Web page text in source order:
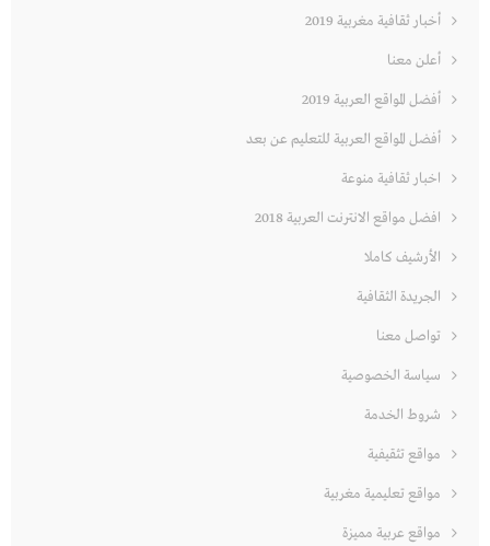
أخبار ثقافية مغربية 2019
أعلن معنا
أفضل المواقع العربية 2019
أفضل المواقع العربية للتعليم عن بعد
اخبار ثقافية منوعة
افضل مواقع الانترنت العربية 2018
الأرشيف كاملا
الجريدة الثقافية
تواصل معنا
سياسة الخصوصية
شروط الخدمة
مواقع تثقيفية
مواقع تعليمية مغربية
مواقع عربية مميزة